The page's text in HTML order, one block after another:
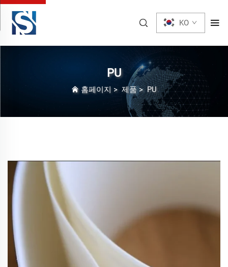
KO
PU
홈페이지 > 제품>PU